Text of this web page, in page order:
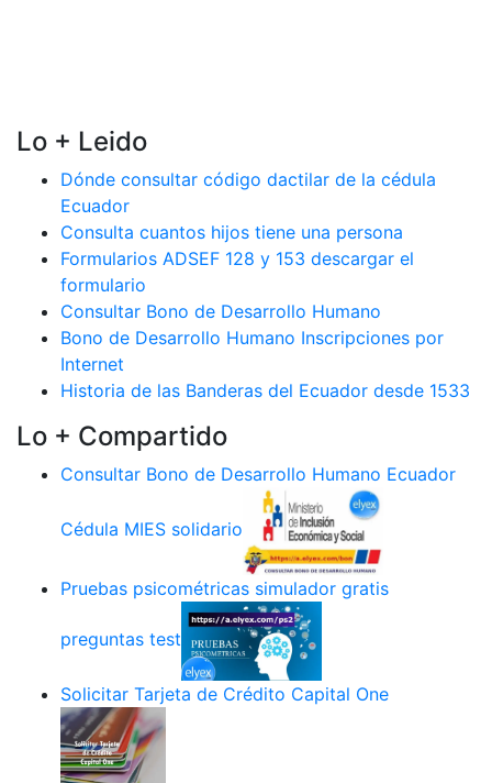
Lo + Leido
Dónde consultar código dactilar de la cédula
Ecuador
Consulta cuantos hijos tiene una persona
Formularios ADSEF 128 y 153 descargar el
formulario
Consultar Bono de Desarrollo Humano
Bono de Desarrollo Humano Inscripciones por
Internet
Historia de las Banderas del Ecuador desde 1533
Lo + Compartido
Consultar Bono de Desarrollo Humano Ecuador
Cédula MIES solidario
Pruebas psicométricas simulador gratis
preguntas test
Solicitar Tarjeta de Crédito Capital One